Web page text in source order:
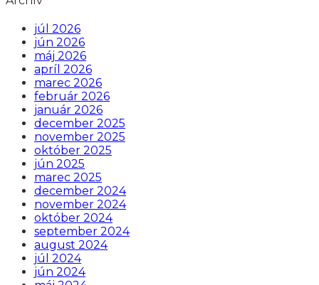
júl 2026
jún 2026
máj 2026
apríl 2026
marec 2026
február 2026
január 2026
december 2025
november 2025
október 2025
jún 2025
marec 2025
december 2024
november 2024
október 2024
september 2024
august 2024
júl 2024
jún 2024